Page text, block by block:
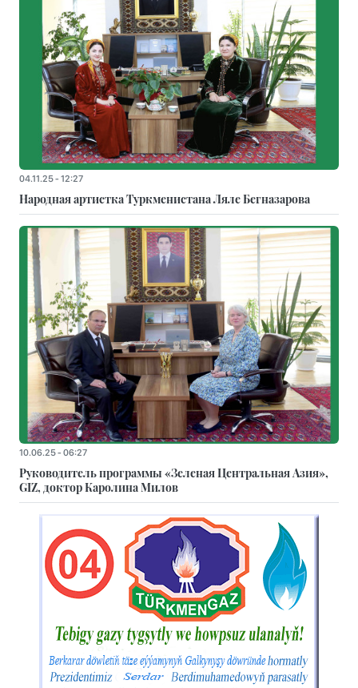
04.11.25 - 12:27
Народная артистка Туркменистана Ляле Бегназарова
10.06.25 - 06:27
Руководитель программы «Зеленая Центральная Азия»,
GIZ, доктор Каролина Милов